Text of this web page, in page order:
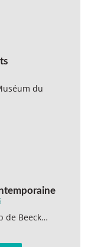
du
de Beeck…